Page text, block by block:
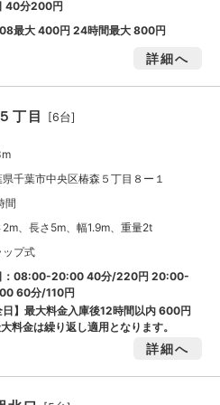
40分200円
最大400円24時間最大800円
詳細へ
丁目 [6台]
県千葉市中央区椿森５丁目８ー１
間
2m、長さ5m、幅1.9m、重量2t
ップ式
：08:00-20:00 40分/220円 20:00-
60分/110円
日】最大料金入庫後12時間以内600円
料金は繰り返し適用となります。
詳細へ